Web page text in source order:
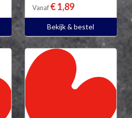
Vanaf € 1,89
Bekijk & bestel